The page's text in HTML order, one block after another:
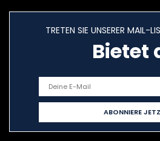
TRETEN SIE UNSERER MAIL-
Bietet